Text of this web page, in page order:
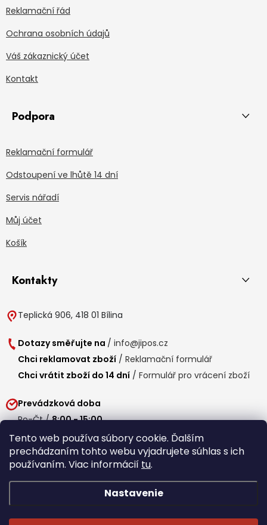
Tento web používa súbory cookie. Ďalším
prechádzaním tohto webu vyjadrujete súhlas s ich
používaním. Viac informácií tu.
Nastavenie
Reklamační řád
Ochrana osobních údajů
Váš zákaznický účet
Kontakt
Podpora
Reklamační formulář
Odstoupení ve lhůtě 14 dní
Servis nářadí
Můj účet
Košík
Kontakty
Teplická 906, 418 01 Bílina
Dotazy směřujte na / info@jipos.cz
Chci reklamovat zboží / Reklamační formulář
Chci vrátit zboží do 14 dní / Formulář pro vrácení zboží
Prevádzková doba
Po-Čt /8:00 - 15:00
Pá / 7:30 - 14:30
Obedňajšia prestávka /11:00 - 11:30
Copyright 2026
cookies